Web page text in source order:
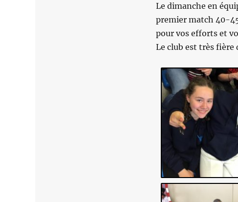
Le dimanche en
premier match 40-
pour vos efforts et
Le club est très fière